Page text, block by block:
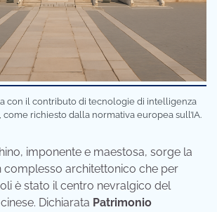
con il contributo di tecnologie di intelligenza
richiesto dalla normativa europea sull’IA.
imponente e maestosa, sorge la
complesso architettonico che per
è stato il centro nevralgico del
Dichiarata Patrimonio